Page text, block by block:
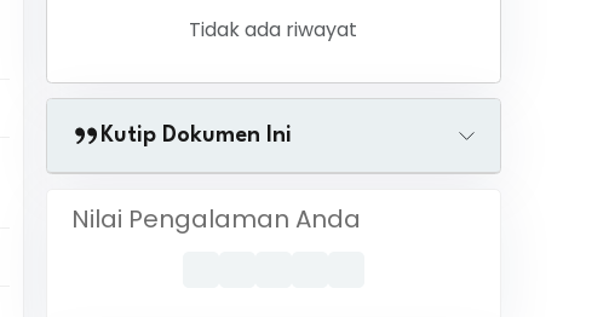
Tidak ada riwayat
Kutip Dokumen Ini
Nilai Pengalaman Anda